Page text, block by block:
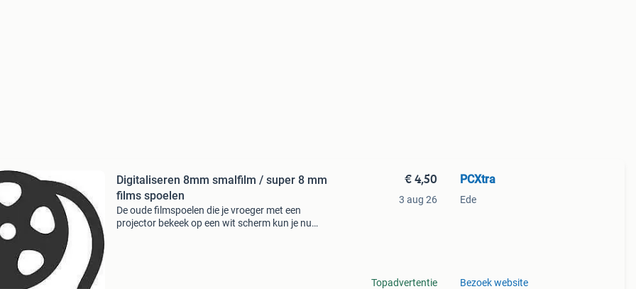
Digitaliseren 8mm smalfilm / super 8 mm
films spoelen
De oude filmspoelen die je vroeger met een
projector bekeek op een wit scherm kun je nu
€ 4,50
3 aug 26
Topadvertentie
PCXtra
Ede
Bezoek website